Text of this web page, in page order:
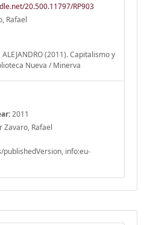
20.500.11797/RP903
Rafael
ALEJANDRO (2011). Capitalismo y
Nueva / Minerva
2011
Zavaro, Rafael
info:eu-